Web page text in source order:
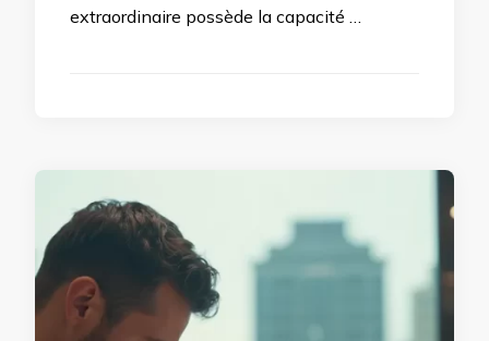
extraordinaire possède la capacité …